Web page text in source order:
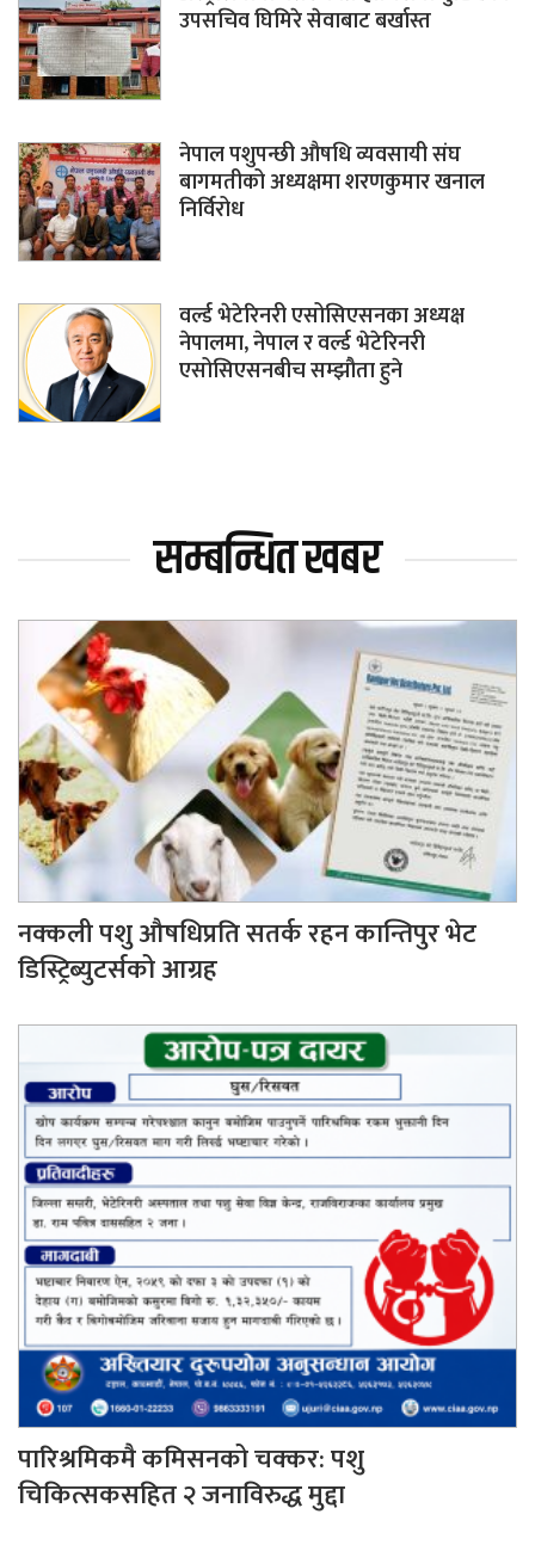
उपसचिव घिमिरे सेवाबाट बर्खास्त
नेपाल पशुपन्छी औषधि व्यवसायी संघ
बागमतीको अध्यक्षमा शरणकुमार खनाल
निर्विरोध
वर्ल्ड भेटेरिनरी एसोसिएसनका अध्यक्ष
नेपालमा, नेपाल र वर्ल्ड भेटेरिनरी
एसोसिएसनबीच सम्झौता हुने
सम्बन्धित खबर
नक्कली पशु औषधिप्रति सतर्क रहन कान्तिपुर भेट
डिस्ट्रिब्युटर्सको आग्रह
पारिश्रमिकमै कमिसनको चक्कर: पशु
चिकित्सकसहित २ जनाविरुद्ध मुद्दा